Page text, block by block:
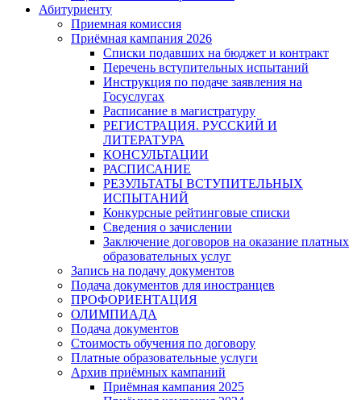
Абитуриенту
Приемная комиссия
Приёмная кампания 2026
Списки подавших на бюджет и контракт
Перечень вступительных испытаний
Инструкция по подаче заявления на
Госуслугах
Расписание в магистратуру
РЕГИСТРАЦИЯ. РУССКИЙ И
ЛИТЕРАТУРА
КОНСУЛЬТАЦИИ
РАСПИСАНИЕ
РЕЗУЛЬТАТЫ ВСТУПИТЕЛЬНЫХ
ИСПЫТАНИЙ
Конкурсные рейтинговые списки
Сведения о зачислении
Заключение договоров на оказание платных
образовательных услуг
Запись на подачу документов
Подача документов для иностранцев
ПРОФОРИЕНТАЦИЯ
ОЛИМПИАДА
Подача документов
Стоимость обучения по договору
Платные образовательные услуги
Архив приёмных кампаний
Приёмная кампания 2025